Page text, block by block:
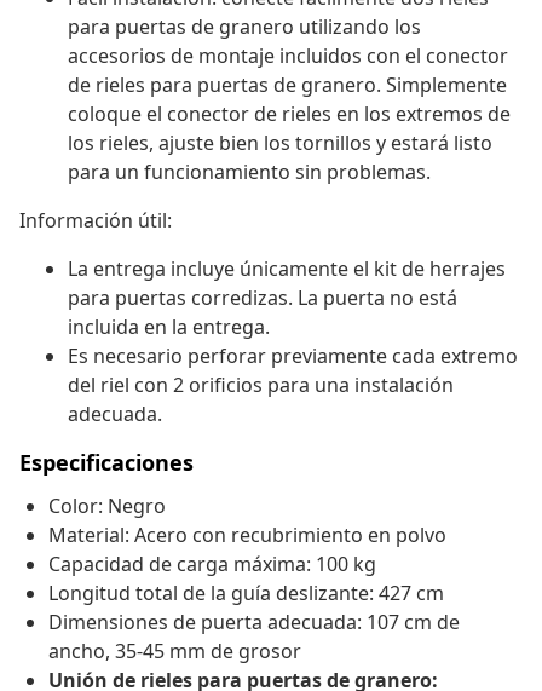
para puertas de granero utilizando los
accesorios de montaje incluidos con el conector
de rieles para puertas de granero. Simplemente
coloque el conector de rieles en los extremos de
los rieles, ajuste bien los tornillos y estará listo
para un funcionamiento sin problemas.
Información útil:
La entrega incluye únicamente el kit de herrajes
para puertas corredizas. La puerta no está
incluida en la entrega.
Es necesario perforar previamente cada extremo
del riel con 2 orificios para una instalación
adecuada.
Especificaciones
Color: Negro
Material: Acero con recubrimiento en polvo
Capacidad de carga máxima: 100 kg
Longitud total de la guía deslizante: 427 cm
Dimensiones de puerta adecuada: 107 cm de
ancho, 35-45 mm de grosor
Unión de rieles para puertas de granero: